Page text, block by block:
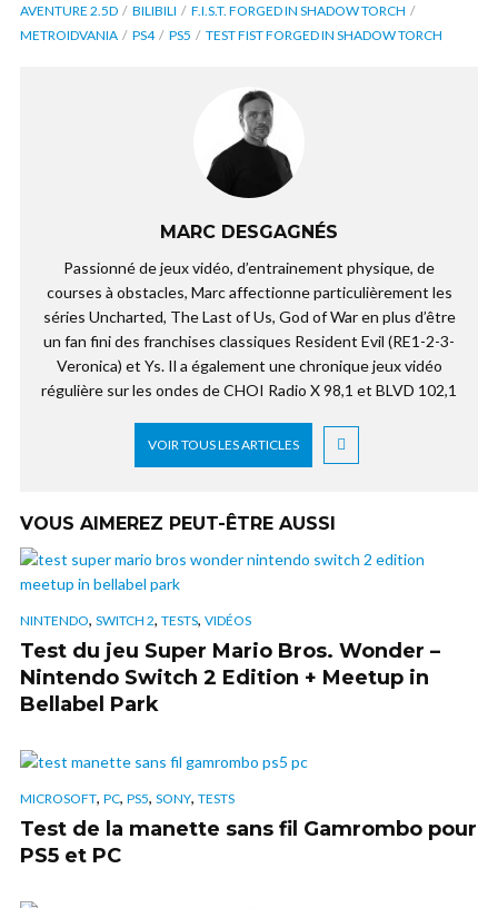
AVENTURE 2.5D BILIBILI
F.I.S.T. FORGED IN SHADOW TORCH
METROIDVANIA
PS4 PS5 TEST FIST FORGED IN SHADOW TORCH
MARC DESGAGNÉS
Passionné de jeux vidéo, d’entrainement physique, de
courses à obstacles, Marc affectionne particulièrement les
séries Uncharted, The Last of Us, God of War en plus d’être
un fan fini des franchises classiques Resident Evil (RE1-2-3-
Veronica) et Ys. Il a également une chronique jeux vidéo
régulière sur les ondes de CHOI Radio X 98,1 et BLVD 102,1
VOIR TOUS LES ARTICLES
VOUS AIMEREZ PEUT-ÊTRE AUSSI
NINTENDO, SWITCH 2, TESTS, VIDÉOS
Test du jeu Super Mario Bros. Wonder –
Nintendo Switch 2 Edition + Meetup in
Bellabel Park
MICROSOFT, PC, PS5, SONY, TESTS
Test de la manette sans fil Gamrombo pour
PS5 et PC